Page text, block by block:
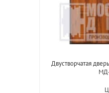
Двустворчатая